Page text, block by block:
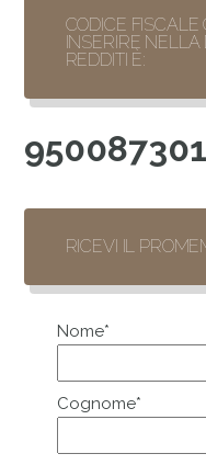
CODICE
INSERIRE NELLA
REDDITI È:
RICEVI IL
Nome*
Cognome*